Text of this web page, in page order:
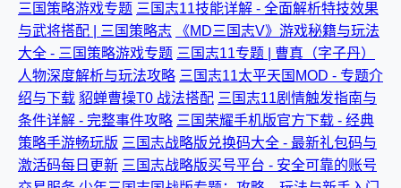
三国策略游戏专题 三国志11技能详解 - 全面解析特技效果
与武将搭配 | 三国策略志
《MD三国志V》游戏秘籍与玩法
大全 - 三国策略游戏专题 三国志11专题 | 曹真（字子丹）
人物深度解析与玩法攻略 三国志11太平天国MOD - 专题介
绍与下载 貂蝉曹操T0 战法搭配 三国志11剧情触发指南与
条件详解 - 完整事件攻略 三国荣耀手机版官方下载 - 经典
策略手游畅玩版 三国志战略版兑换码大全 - 最新礼包码与
激活码每日更新 三国志战略版买号平台 - 安全可靠的账号